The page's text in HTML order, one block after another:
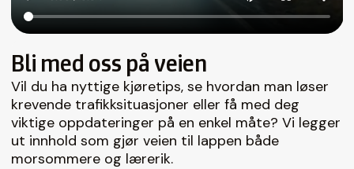
Bli med oss på veien
Vil du ha nyttige kjøretips, se hvordan man løser
krevende trafikksituasjoner eller få med deg
viktige oppdateringer på en enkel måte? Vi legger
ut innhold som gjør veien til lappen både
morsommere og lærerik.